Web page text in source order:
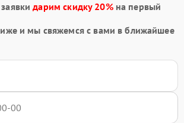
дарим скидку 20%на первый
и мы свяжемся с вами в ближайшее